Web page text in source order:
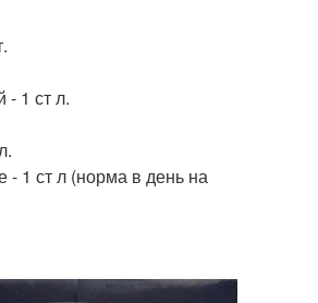
- 1 ст л.
- 1 ст л (норма в день на